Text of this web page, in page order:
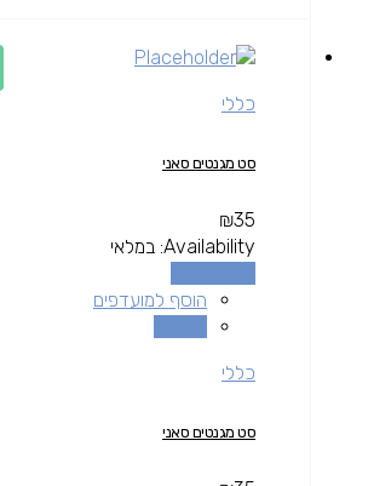
כללי
סט מגנטים סאני
₪35
Availability: במלאי
הוסף למועדפים
כללי
סט מגנטים סאני